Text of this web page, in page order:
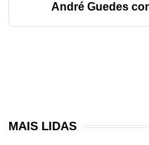
André Guedes
MAIS LIDAS